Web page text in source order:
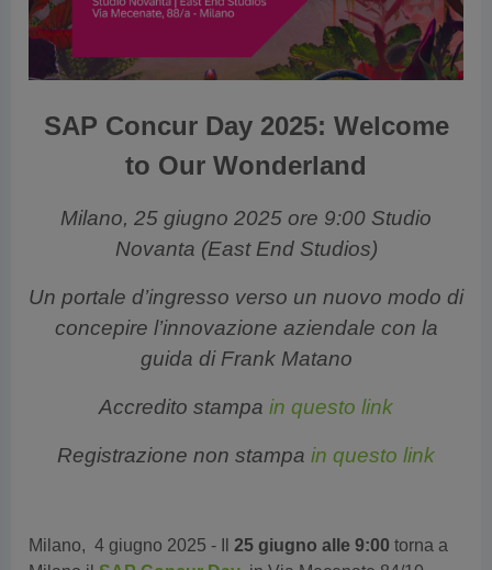
SAP Concur Day 2025: Welcome
to Our Wonderland
Milano, 25 giugno 2025 ore 9:00 Studio
Novanta (East End Studios)
Un portale d’ingresso verso un nuovo modo di
concepire l’innovazione aziendale con la
guida di Frank Matano
Accredito stampa in questo link
Registrazione non stampa in questo link
Milano, 4 giugno 2025 - Il 25 giugno alle 9:00 torna a